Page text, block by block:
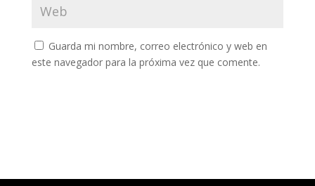
Guarda mi nombre, correo electrónico y web en
este navegador para la próxima vez que comente.